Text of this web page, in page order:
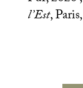
l’Est,